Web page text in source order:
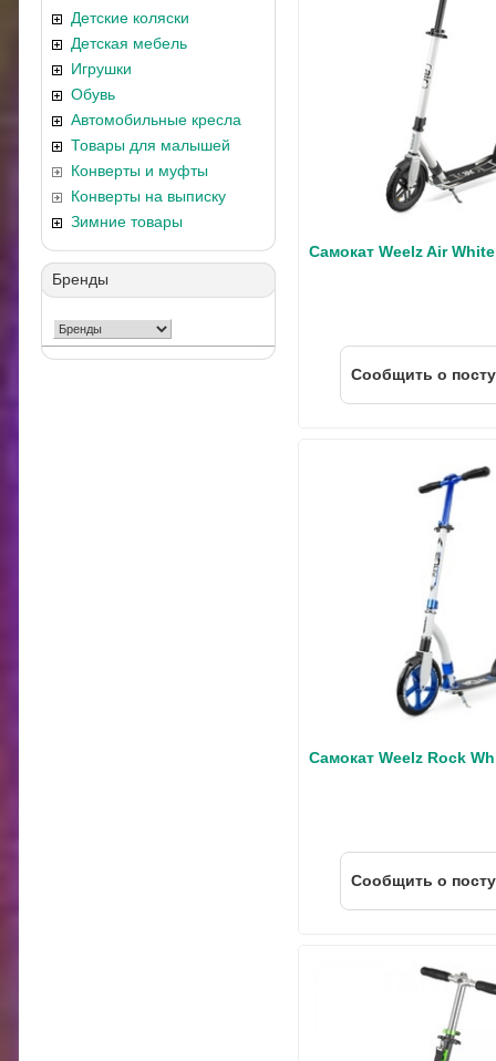
Детские коляски
Детская мебель
Игрушки
Обувь
Автомобильные кресла
Товары для малышей
Конверты и муфты
Конверты на выписку
Зимние товары
Бренды
Самокат Weelz Air White
Cообщить о
Самокат Weelz Rock
Cообщить о